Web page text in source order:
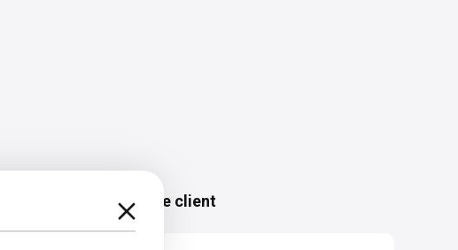
Service client